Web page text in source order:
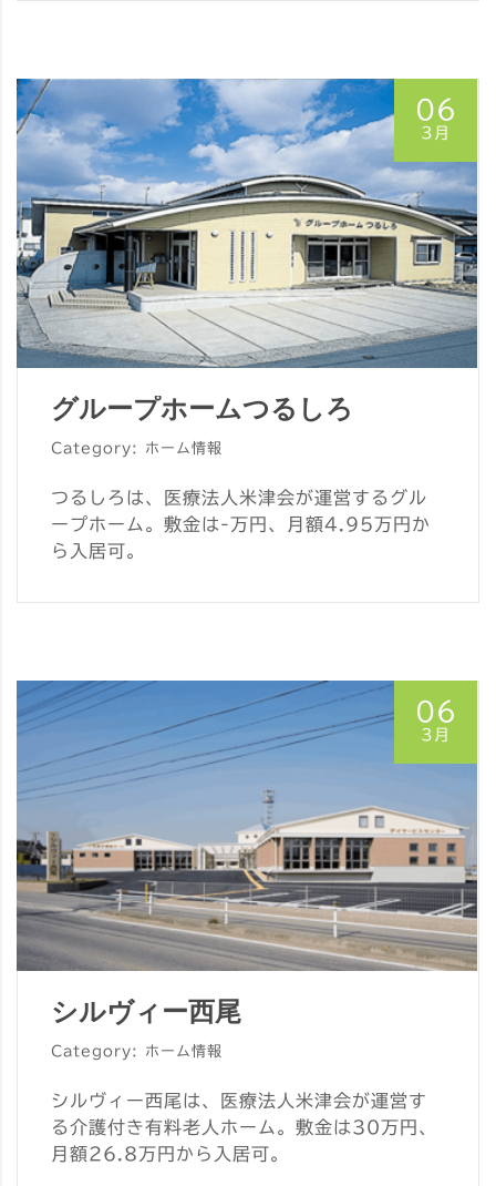
06
3月
グループホームつるしろ
Category: ホーム情報
つるしろは、医療法人米津会が運営するグル
ープホーム。敷金は-万円、月額4.95万円か
ら入居可。
06
3月
シルヴィー西尾
Category: ホーム情報
シルヴィー西尾は、医療法人米津会が運営す
る介護付き有料老人ホーム。敷金は30万円、
月額26.8万円から入居可。